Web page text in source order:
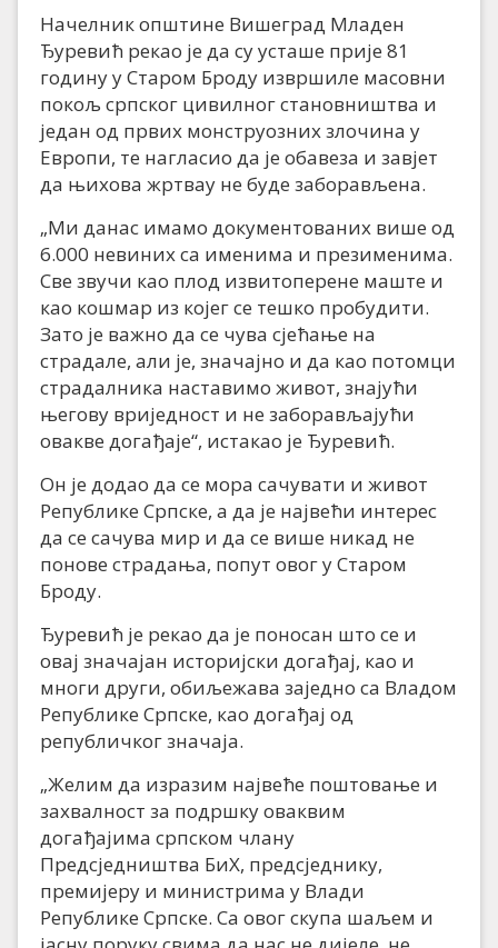
Начелник општине Вишеград Младен
Ђуревић рекао је да су усташе прије 81
годину у Старом Броду извршиле масовни
покољ српског цивилног становништва и
један од првих монструозних злочина у
Европи, те нагласио да је обавеза и завјет
да њихова жртвау не буде заборављена.
„Ми данас имамо документованих више од
6.000 невиних са именима и презименима.
Све звучи као плод извитоперене маште и
као кошмар из којег се тешко пробудити.
Зато је важно да се чува сјећање на
страдале, али је, значајно и да као потомци
страдалника наставимо живот, знајући
његову вриједност и не заборављајући
овакве догађаје“, истакао је Ђуревић.
Он је додао да се мора сачувати и живот
Републике Српске, а да је највећи интерес
да се сачува мир и да се више никад не
понове страдања, попут овог у Старом
Броду.
Ђуревић је рекао да је поносан што се и
овај значајан историјски догађај, као и
многи други, обиљежава заједно са Владом
Републике Српске, као догађај од
републичког значаја.
„Желим да изразим највеће поштовање и
захвалност за подршку оваквим
догађајима српском члану
Предсједништва БиХ, предсједнику,
премијеру и министрима у Влади
Републике Српске. Са овог скупа шаљем и